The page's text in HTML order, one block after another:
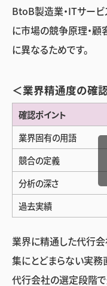
BtoB製造業・ITサービ
に市場の競争原理・
に異なるためです。
＜業界精通度の確
確認ポイント
業界固有の用語
競合の定義
分析の深さ
過去実績
業界に精通した代行会
集にとどまらない実務
代行会社の選定段階